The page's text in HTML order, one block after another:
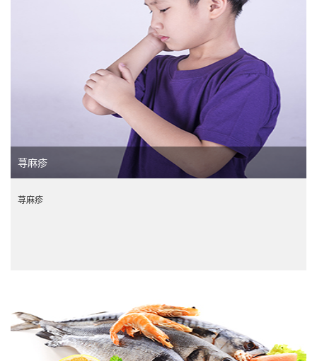
荨麻疹
荨麻疹